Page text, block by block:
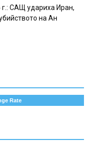
САЩ удариха Иран,
на Ан
Rate